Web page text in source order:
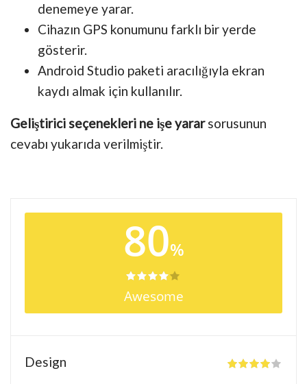
denemeye yarar.
Cihazın GPS konumunu farklı bir yerde
gösterir.
Android Studio paketi aracılığıyla ekran
kaydı almak için kullanılır.
Geliştirici seçenekleri ne işe yararsorusunun
cevabı yukarıda verilmiştir.
80%
Awesome
Design